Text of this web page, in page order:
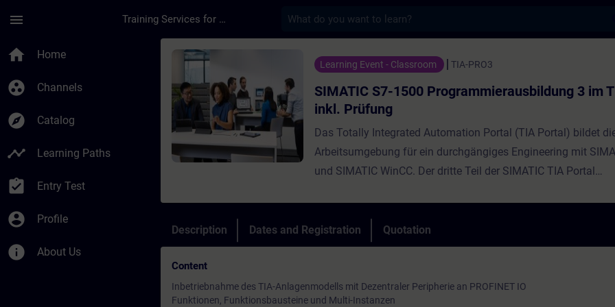
menu Training Services for Digital Industries
home Home
group_work Channels
explore Catalog
timeline Learning Paths
assignment_turned_in Entry Test
account_circle Profile
info About Us
Course - SIMATIC S7-1500 Programmierausbildung 3 im
Learning Event - Classroom TIA-PRO3
SIMATIC S7-1500 Programmierausbildung 3 im
inkl. Prüfung
Das Totally Integrated Automation Portal (TIA Portal) bildet
Arbeitsumgebung für ein durchgängiges Engineering mit
und SIMATIC WinCC. Der dritte Teil der SIMATIC TIA Portal
Portal inkl. STEP 7, SIMATIC S7, Bedienen & Beobachten,
Antrieben und PROFINET IO an. Sie erweitern Ihr Wissen um
Anwender-Bibliotheken. Sie erhalten einen Einblick in ProDiag.
Description Dates and Registration Quotation
Content
Inbetriebnahme des TIA-Anlagenmodells mit Dezentraler Peripherie an PROFINET IO
Funktionen, Funktionsbausteine und Multi-Instanzen